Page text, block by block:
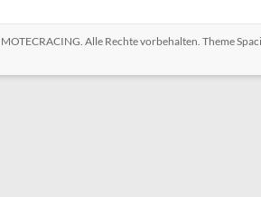
MOTECRACING. Alle Rechte vorbehalten. Theme